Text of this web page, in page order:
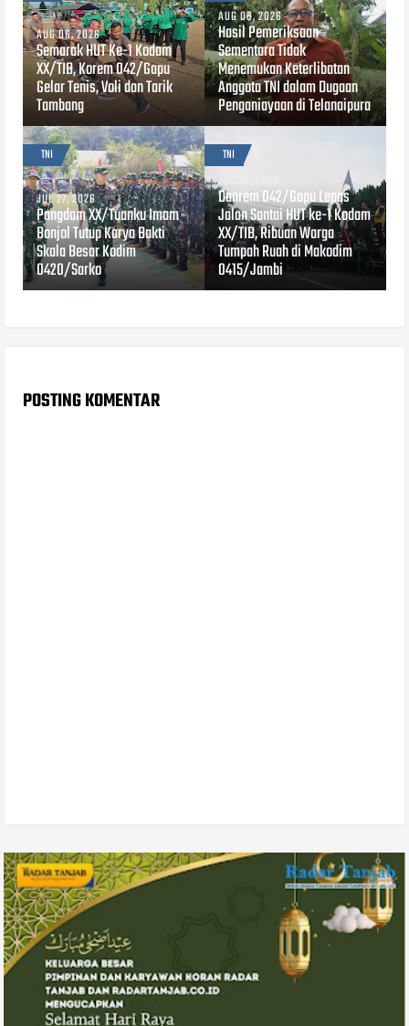
AUG 06, 2026
Semarak HUT Ke-1 Kodam
XX/TIB, Korem 042/Gapu
Gelar Tenis, Voli dan Tarik
Tambang
AUG 06, 2026
Hasil Pemeriksaan
Sementara Tidak
Menemukan Keterlibatan
Anggota TNI dalam Dugaan
Penganiayaan di Telanaipura
TNI
JUL 27, 2026
Pangdam XX/Tuanku Imam
Bonjol Tutup Karya Bakti
Skala Besar Kodim
0420/Sarko
TNI
JUL 26, 2026
Danrem 042/Gapu Lepas
Jalan Santai HUT ke-1 Kodam
XX/TIB, Ribuan Warga
Tumpah Ruah di Makodim
0415/Jambi
POSTING KOMENTAR